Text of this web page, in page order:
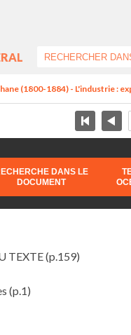
(1800-1884) - L'industrie :
DANS LE
DOCUMENT
TEXTE(p.159)
(p.1)